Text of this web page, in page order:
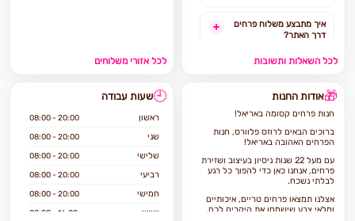
איך מתבצע משלוח פרחים
דרך האתר?
האם ניתן להזמין משלוח
להזמין משלוחים?
אילו מוצרים אפשר להזמין
באתר?
לכל השאלות ותשובות לכל אזורי משלוחים
🎁אודות החנות
חנות פרחים קסומה באריאל!
ברוכים הבאים לרוזס פלוורס, חנות
הפרחים האהובה באריאל!
עם מעל 22 שנות ניסיון בעיצוב ושזירת
פרחים, אנחנו כאן כדי להפוך כל רגע
לבלתי נשכח.
אצלנו תמצאו פרחים טריים, איכותיים
ומלאי צבע שישמחו את היקרים לכם.
🕘שעות עבודה
ראשון 08:00 - 20:00
שני 08:00 - 20:00
שלישי 08:00 - 20:00
רביעי 08:00 - 20:00
חמישי 08:00 - 20:00
שישי 08:00 - 16:00